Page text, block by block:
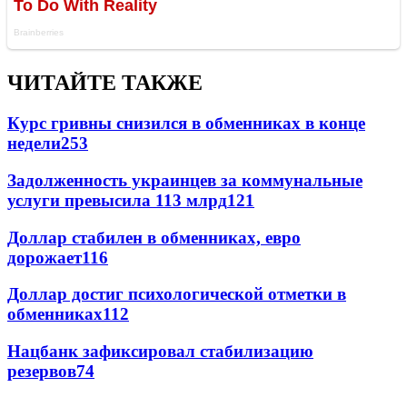
ЧИТАЙТЕ ТАКЖЕ
Курс гривны снизился в обменниках в конце
недели253
Задолженность украинцев за коммунальные
услуги превысила 113 млрд121
Доллар стабилен в обменниках, евро
дорожает116
Доллар достиг психологической отметки в
обменниках112
Нацбанк зафиксировал стабилизацию
резервов74